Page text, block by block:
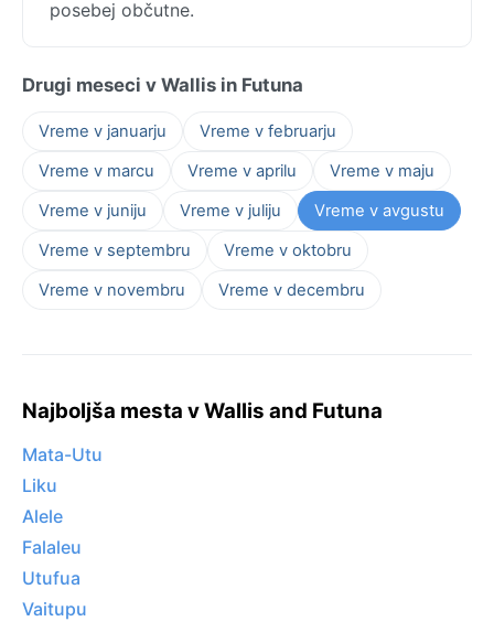
posebej občutne.
Drugi meseci v Wallis in Futuna
Vreme v januarju
Vreme v februarju
Vreme v marcu
Vreme v aprilu
Vreme v maju
Vreme v juniju
Vreme v juliju
Vreme v avgustu
Vreme v septembru
Vreme v oktobru
Vreme v novembru
Vreme v decembru
Najboljša mesta v Wallis and Futuna
Mata-Utu
Liku
Alele
Falaleu
Utufua
Vaitupu